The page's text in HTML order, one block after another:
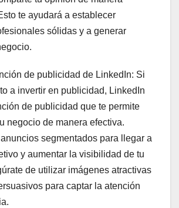
te ayudará a establecer
sólidas y a generar
de publicidad de LinkedIn: Si
a invertir en publicidad, LinkedIn
de publicidad que te permite
negocio de manera efectiva.
segmentados para llegar a
y aumentar la visibilidad de tu
de utilizar imágenes atractivas
para captar la atención